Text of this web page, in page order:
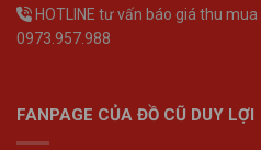
HOTLINE tư vấn báo giá thu
0973.957.988
FANPAGE CỦA ĐỒ CŨ DUY LỢI